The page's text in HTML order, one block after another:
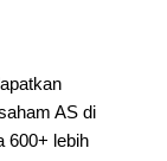
AS di
600+ lebih